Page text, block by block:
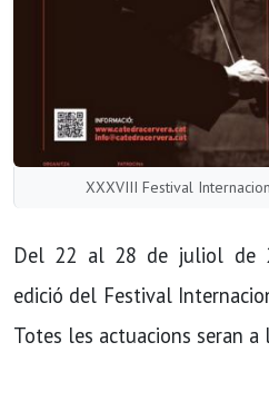
XXXVIII Festival
Del 22 al 28 de juliol de
edició del Festival
Totes les actuacions seran